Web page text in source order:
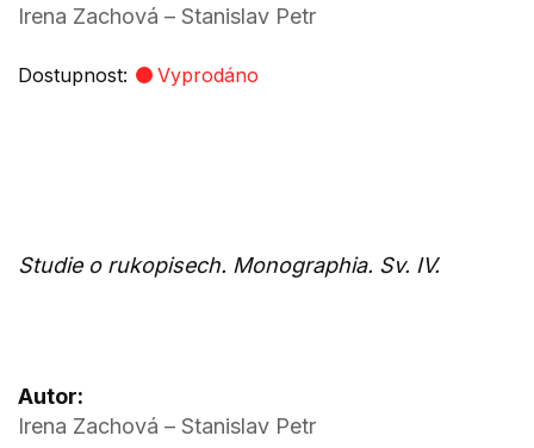
Irena Zachová – Stanislav Petr
Dostupnost: Vyprodáno
Studie o rukopisech. Monographia. Sv. IV.
Autor:
Irena Zachová – Stanislav Petr